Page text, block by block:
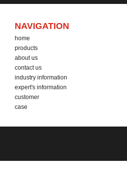
NAVIGATION
home
products
about us
contact us
industry information
expert's information
customer
case